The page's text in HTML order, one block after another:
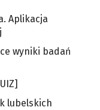
Aplikacja
wyniki badań
lubelskich